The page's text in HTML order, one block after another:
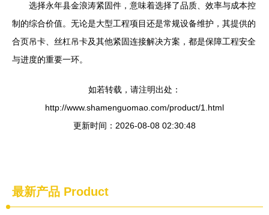
选择永年县金浪涛紧固件，意味着选择了品质、效率与成本控
制的综合价值。无论是大型工程项目还是常规设备维护，其提供的
合页吊卡、丝杠吊卡及其他紧固连接解决方案，都是保障工程安全
与进度的重要一环。
如若转载，请注明出处：
http://www.shamenguomao.com/product/1.html
更新时间：2026-08-08 02:30:48
最新产品 Product